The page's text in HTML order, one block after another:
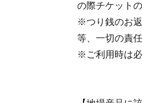
の際チケット
※つり銭のお
等、一切の責
※ご利用時は